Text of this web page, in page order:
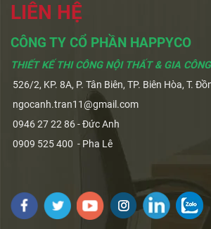
LIÊN HỆ
CÔNG TY CỔ PHẦN HAPPYCO
THIẾT KẾ THI CÔNG NỘI THẤT & GIA
526/2, KP. 8A, P. Tân Biên, TP. Biên Hòa, T.
ngocanh.tran11@gmail.com
0946 27 22 86 - Đức Anh
0909 525 400 - Pha Lê